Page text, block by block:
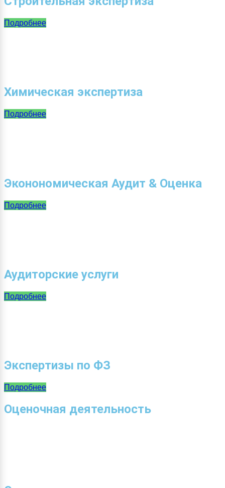
Подробнее
Химическая экспертиза
Подробнее
Эконономическая Аудит & Оценка
Подробнее
Аудиторские услуги
Подробнее
Экспертизы по ФЗ
Подробнее
Оценочная деятельность